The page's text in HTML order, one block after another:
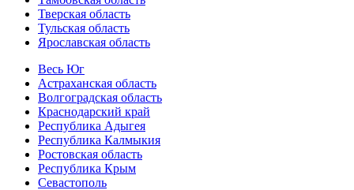
Тверская область
Тульская область
Ярославская область
Весь Юг
Астраханская область
Волгоградская область
Краснодарский край
Республика Адыгея
Республика Калмыкия
Ростовская область
Республика Крым
Севастополь